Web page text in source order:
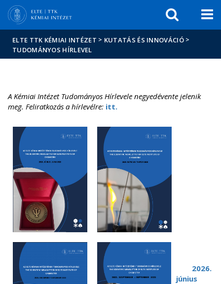
sajtóban
ELTE TTK KÉMIAI INTÉZET > KUTATÁS ÉS INNOVÁCIÓ >
TUDOMÁNYOS HÍRLEVEL
A Kémiai Intézet Tudományos Hírlevele negyedévente jelenik
meg. Feliratkozás a hírlevélre: itt.
2026.
június